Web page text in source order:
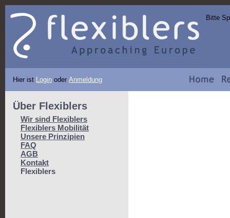
Bitte
Hier ist Login oder Anmeldung
Über Flexiblers
Wir sind Flexiblers
Flexiblers Mobilität
Unsere Prinzipien
FAQ
AGB
Kontakt
Flexiblers